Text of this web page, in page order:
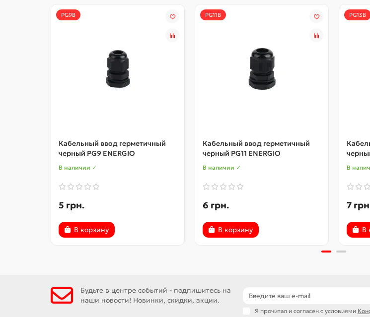
PG9B
Кабельный ввод герметичный
черный PG9 ENERGIO
В наличии ✓
5 грн.
В корзину
PG11B
Кабельный ввод герметичный
черный PG11 ENERGIO
В наличии ✓
6 грн.
В корзину
PG13B
В
7
В
Будьте в центре событий - подпишитесь на
наши новости! Новинки, скидки, акции.
Я прочитал и согласен с условиями